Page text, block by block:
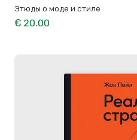
Этюды о моде и стиле
€ 20.00